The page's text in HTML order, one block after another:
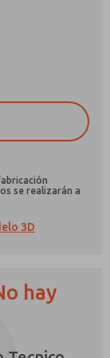
se realizarán a
3D
hay
sobre
y
y acepto
a mi
contacto,